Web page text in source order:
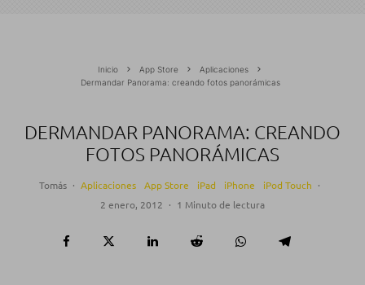
Inicio App Store
Aplicaciones
Dermandar Panorama: creando fotos panorámicas
DERMANDAR PANORAMA: CREANDO
FOTOS PANORÁMICAS
Tomás · Aplicaciones App Store iPad iPhone iPod Touch ·
2 enero, 2012 · 1 Minuto de lectura